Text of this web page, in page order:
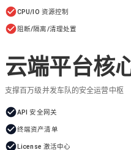
CPU/IO 资源控制
阻断/隔离/清理处置
云端平台核
支撑百万级并发车队的安全运营中枢
API 安全网关
终端资产清单
License 激活中心